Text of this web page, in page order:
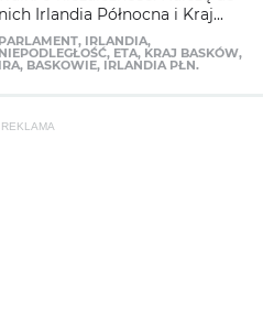
nich Irlandia Północna i Kraj...
PARLAMENT, IRLANDIA,
NIEPODLEGŁOŚĆ, ETA, KRAJ BASKÓW,
IRA, BASKOWIE, IRLANDIA PŁN.
REKLAMA